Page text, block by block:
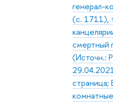
генерал-
(с. 1711),
смертный
(Источн.:
страница;